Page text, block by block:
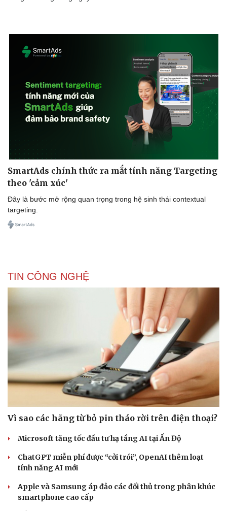
Doanh nghiệp
Doanh nhân
Vì cộng đồng
Sành điệu
Tin Công nghệ
Trải nghiệm
Chuyển đổi số
SmartAds chính thức ra mắt tính năng Targeting
theo 'cảm xúc'
Đây là bước mở rộng quan trọng trong hệ sinh thái contextual
targeting.
TIN CÔNG NGHỆ
Vì sao các hãng từ bỏ pin tháo rời trên điện thoại?
Microsoft tăng tốc đầu tư hạ tầng AI tại Ấn Độ
ChatGPT miễn phí được “cởi trói”, OpenAI thêm loạt
tính năng AI mới
Apple và Samsung áp đảo các đối thủ trong phân khúc
smartphone cao cấp